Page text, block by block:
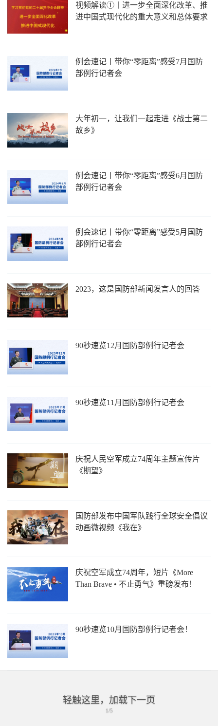
视频解读①丨进一步全面深化改革、推
进中国式现代化的重大意义和总体要求
例会速记丨带你“零距离”感受7月国防
部例行记者会
大年初一，让我们一起走进《战士第二
故乡》
例会速记丨带你“零距离”感受6月国防
部例行记者会
例会速记丨带你“零距离”感受5月国防
部例行记者会
2023，这是国防部新闻发言人的回答
90秒速览12月国防部例行记者会
90秒速览11月国防部例行记者会
庆祝人民空军成立74周年主题宣传片
《期望》
国防部发布中国军队践行全球安全倡议
动画微视频《我在》
庆祝空军成立74周年，短片《More
Than Brave • 不止勇气》重磅发布！
90秒速览10月国防部例行记者会！
轻触这里，加载下一页
1/5